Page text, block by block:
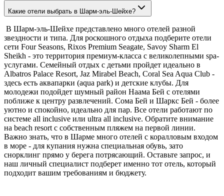
Какие отели выбрать в Шарм-эль-Шейхе?
В Шарм-эль-Шейхе представлено много отелей разной
звездности и типа. Для роскошного отдыха подберите отели
сети Four Seasons, Rixos Premium Seagate, Savoy Sharm El
Sheikh - это территория премиум-класса с великолепными spa-
услугами. Семейный отдых с детьми пройдет идеально в
Albatros Palace Resort, Jaz Mirabel Beach, Coral Sea Aqua Club -
здесь есть аквапарки (aqua park) и детские клубы. Для
молодежи подойдет шумный район Наама Бей с отелями
поближе к центру развлечений. Сома Бей и Шаркс Бей - более
уютно и спокойно, идеально для пар. Все отели работают по
системе all inclusive или ultra all inclusive. Обратите внимание
на beach resort с собственным пляжем на первой линии.
Важно знать, что в Шарме много отелей с коралловым входом
в море - для купания нужна специальная обувь, зато
снорклинг прямо у берега потрясающий. Оставьте запрос, и
наш личный специалист подберет именно тот отель, который
подходит вашим требованиям и бюджету.